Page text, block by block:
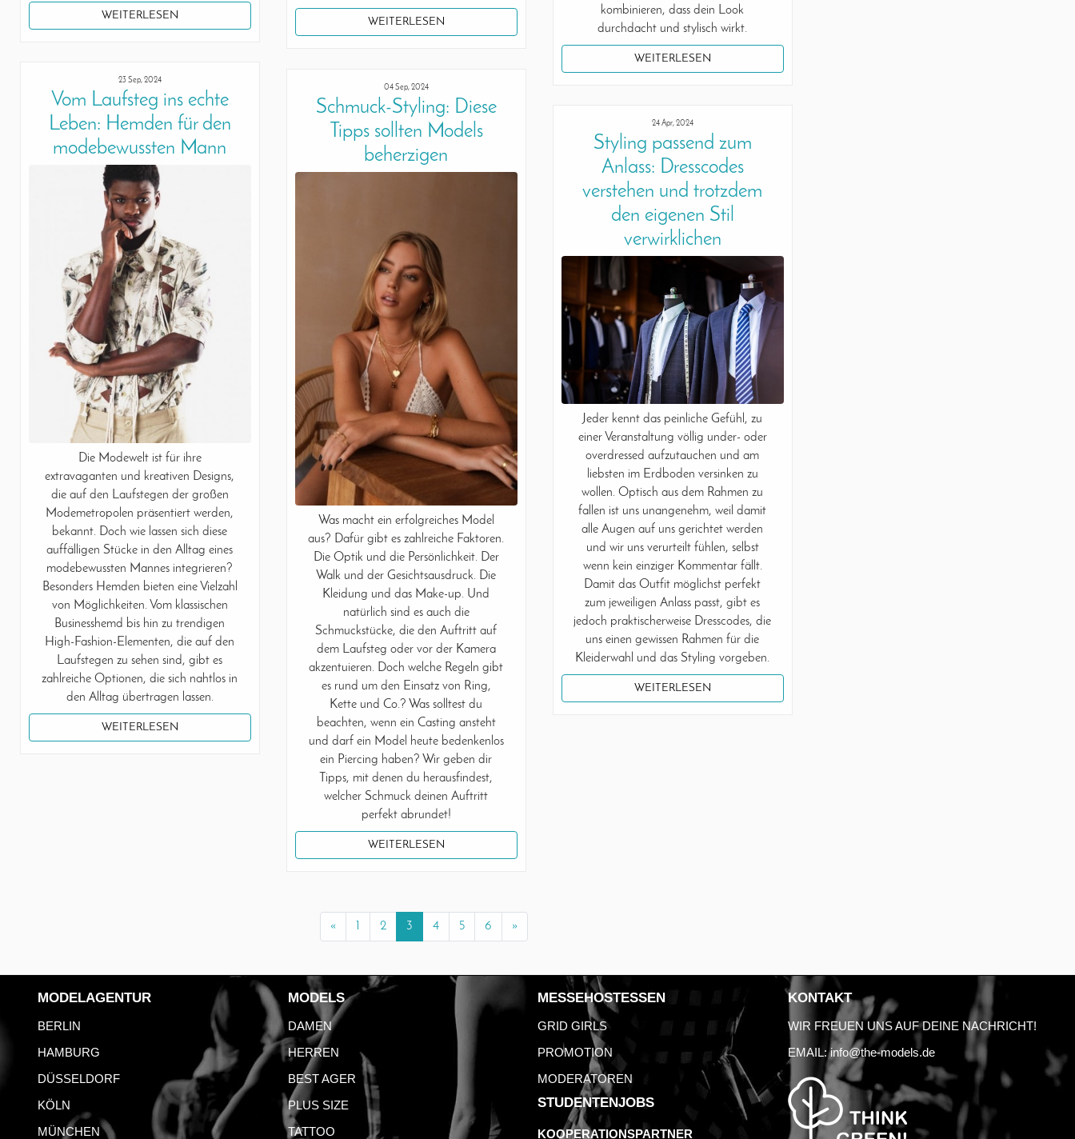
WEITERLESEN
kombinieren, dass dein Look
durchdacht und stylisch wirkt.
WEITERLESEN
WEITERLESEN
23 Sep, 2024
Vom Laufsteg ins echte
Leben: Hemden für den
modebewussten Mann
Die Modewelt ist für ihre
extravaganten und kreativen Designs,
die auf den Laufstegen der großen
Modemetropolen präsentiert werden,
bekannt. Doch wie lassen sich diese
auffälligen Stücke in den Alltag eines
modebewussten Mannes integrieren?
Besonders Hemden bieten eine Vielzahl
von Möglichkeiten. Vom klassischen
Businesshemd bis hin zu trendigen
High-Fashion-Elementen, die auf den
Laufstegen zu sehen sind, gibt es
zahlreiche Optionen, die sich nahtlos in
den Alltag übertragen lassen.
WEITERLESEN
04 Sep, 2024
Schmuck-Styling: Diese
Tipps sollten Models
beherzigen
Was macht ein erfolgreiches Model
aus? Dafür gibt es zahlreiche Faktoren.
Die Optik und die Persönlichkeit. Der
Walk und der Gesichtsausdruck. Die
Kleidung und das Make-up. Und
natürlich sind es auch die
Schmuckstücke, die den Auftritt auf
dem Laufsteg oder vor der Kamera
akzentuieren. Doch welche Regeln gibt
es rund um den Einsatz von Ring,
Kette und Co.? Was solltest du
beachten, wenn ein Casting ansteht
und darf ein Model heute bedenkenlos
ein Piercing haben? Wir geben dir
Tipps, mit denen du herausfindest,
welcher Schmuck deinen Auftritt
perfekt abrundet!
WEITERLESEN
24 Apr, 2024
Styling passend zum
Anlass: Dresscodes
verstehen und trotzdem
den eigenen Stil
verwirklichen
Jeder kennt das peinliche Gefühl, zu
einer Veranstaltung völlig under- oder
overdressed aufzutauchen und am
liebsten im Erdboden versinken zu
wollen. Optisch aus dem Rahmen zu
fallen ist uns unangenehm, weil damit
alle Augen auf uns gerichtet werden
und wir uns verurteilt fühlen, selbst
wenn kein einziger Kommentar fällt.
Damit das Outfit möglichst perfekt
zum jeweiligen Anlass passt, gibt es
jedoch praktischerweise Dresscodes, die
uns einen gewissen Rahmen für die
Kleiderwahl und das Styling vorgeben.
WEITERLESEN
« 1 2 3 4 5 6 »
MODELAGENTUR
BERLIN
HAMBURG
DÜSSELDORF
KÖLN
MÜNCHEN
MODELS
DAMEN
HERREN
BEST AGER
PLUS SIZE
TATTOO
MESSEHOSTESSEN
GRID GIRLS
PROMOTION
MODERATOREN
STUDENTENJOBS
KOOPERATIONSPARTNER
KONTAKT
WIR FREUEN UNS AUF DEINE NACHRICHT!
EMAIL:info@the-models.de